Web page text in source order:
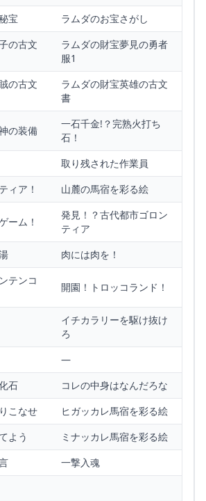
宝
ラムダのお宝さがし
の古文
ラムダの財宝夢見の勇者
服1
の古文
ラムダの財宝英雄の古文
書
の装備
一石千金!？完熟火打ち
石！
取り残された作業員
ィア！
山麓の馬宿を彩る絵
ーム！
発見！？古代都市ゴロン
ティア
肉には肉を！
テンコ
開園！トロッコランド！
イチカラリーを駆け抜け
ろ
—
石
コレの中身はなんだろな
こなせ
ヒガッカレ馬宿を彩る絵
よう
ミナッカレ馬宿を彩る絵
一撃入魂